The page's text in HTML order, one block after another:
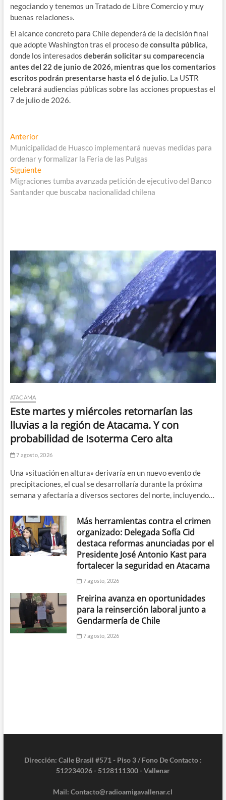
negociando y tenemos un Tratado de Libre Comercio y muy
buenas relaciones».
El alcance concreto para Chile dependerá de la decisión final
que adopte Washington tras el proceso deconsulta pública,
donde los interesados deberán solicitar su comparecencia
antes del 22 de junio de 2026, mientras que los comentarios
escritos podrán presentarse hasta el 6 de julio. La USTR
celebrará audiencias públicas sobre las acciones propuestas el
7 de julio de 2026.
Navegación
de
entradas
AnteriorEntrada
anterior:
Municipalidad de Huasco implementará nuevas medidas para
ordenar y formalizar la Feria de las Pulgas
SiguienteEntrada
siguiente:
Migraciones tumba avanzada petición de ejecutivo del Banco
Santander que buscaba nacionalidad chilena
ATACAMA
Este martes y miércoles retornarían las
lluvias a la región de Atacama. Y con
probabilidad de Isoterma Cero alta
7 agosto, 2026
Una «situación en altura» derivaría en un nuevo evento de
precipitaciones, el cual se desarrollaría durante la próxima
semana y afectaría a diversos sectores del norte, incluyendo…
Más herramientas contra el crimen
organizado: Delegada Sofía Cid
destaca reformas anunciadas por el
Presidente José Antonio Kast para
fortalecer la seguridad en Atacama
7 agosto, 2026
Freirina avanza en oportunidades
para la reinserción laboral junto a
Gendarmería de Chile
7 agosto, 2026
Dirección: Calle Brasil #571 - Piso 3 / Fono De Contacto :
512234026 - 5128111300 - Vallenar
Mail: Contacto@radioamigavallenar.cl